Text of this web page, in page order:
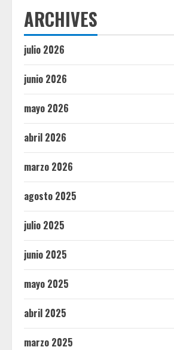
ARCHIVES
julio 2026
junio 2026
mayo 2026
abril 2026
marzo 2026
agosto 2025
julio 2025
junio 2025
mayo 2025
abril 2025
marzo 2025